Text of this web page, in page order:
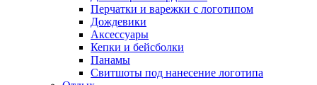
Перчатки и варежки с логотипом
Дождевики
Аксессуары
Кепки и бейсболки
Панамы
Свитшоты под нанесение логотипа